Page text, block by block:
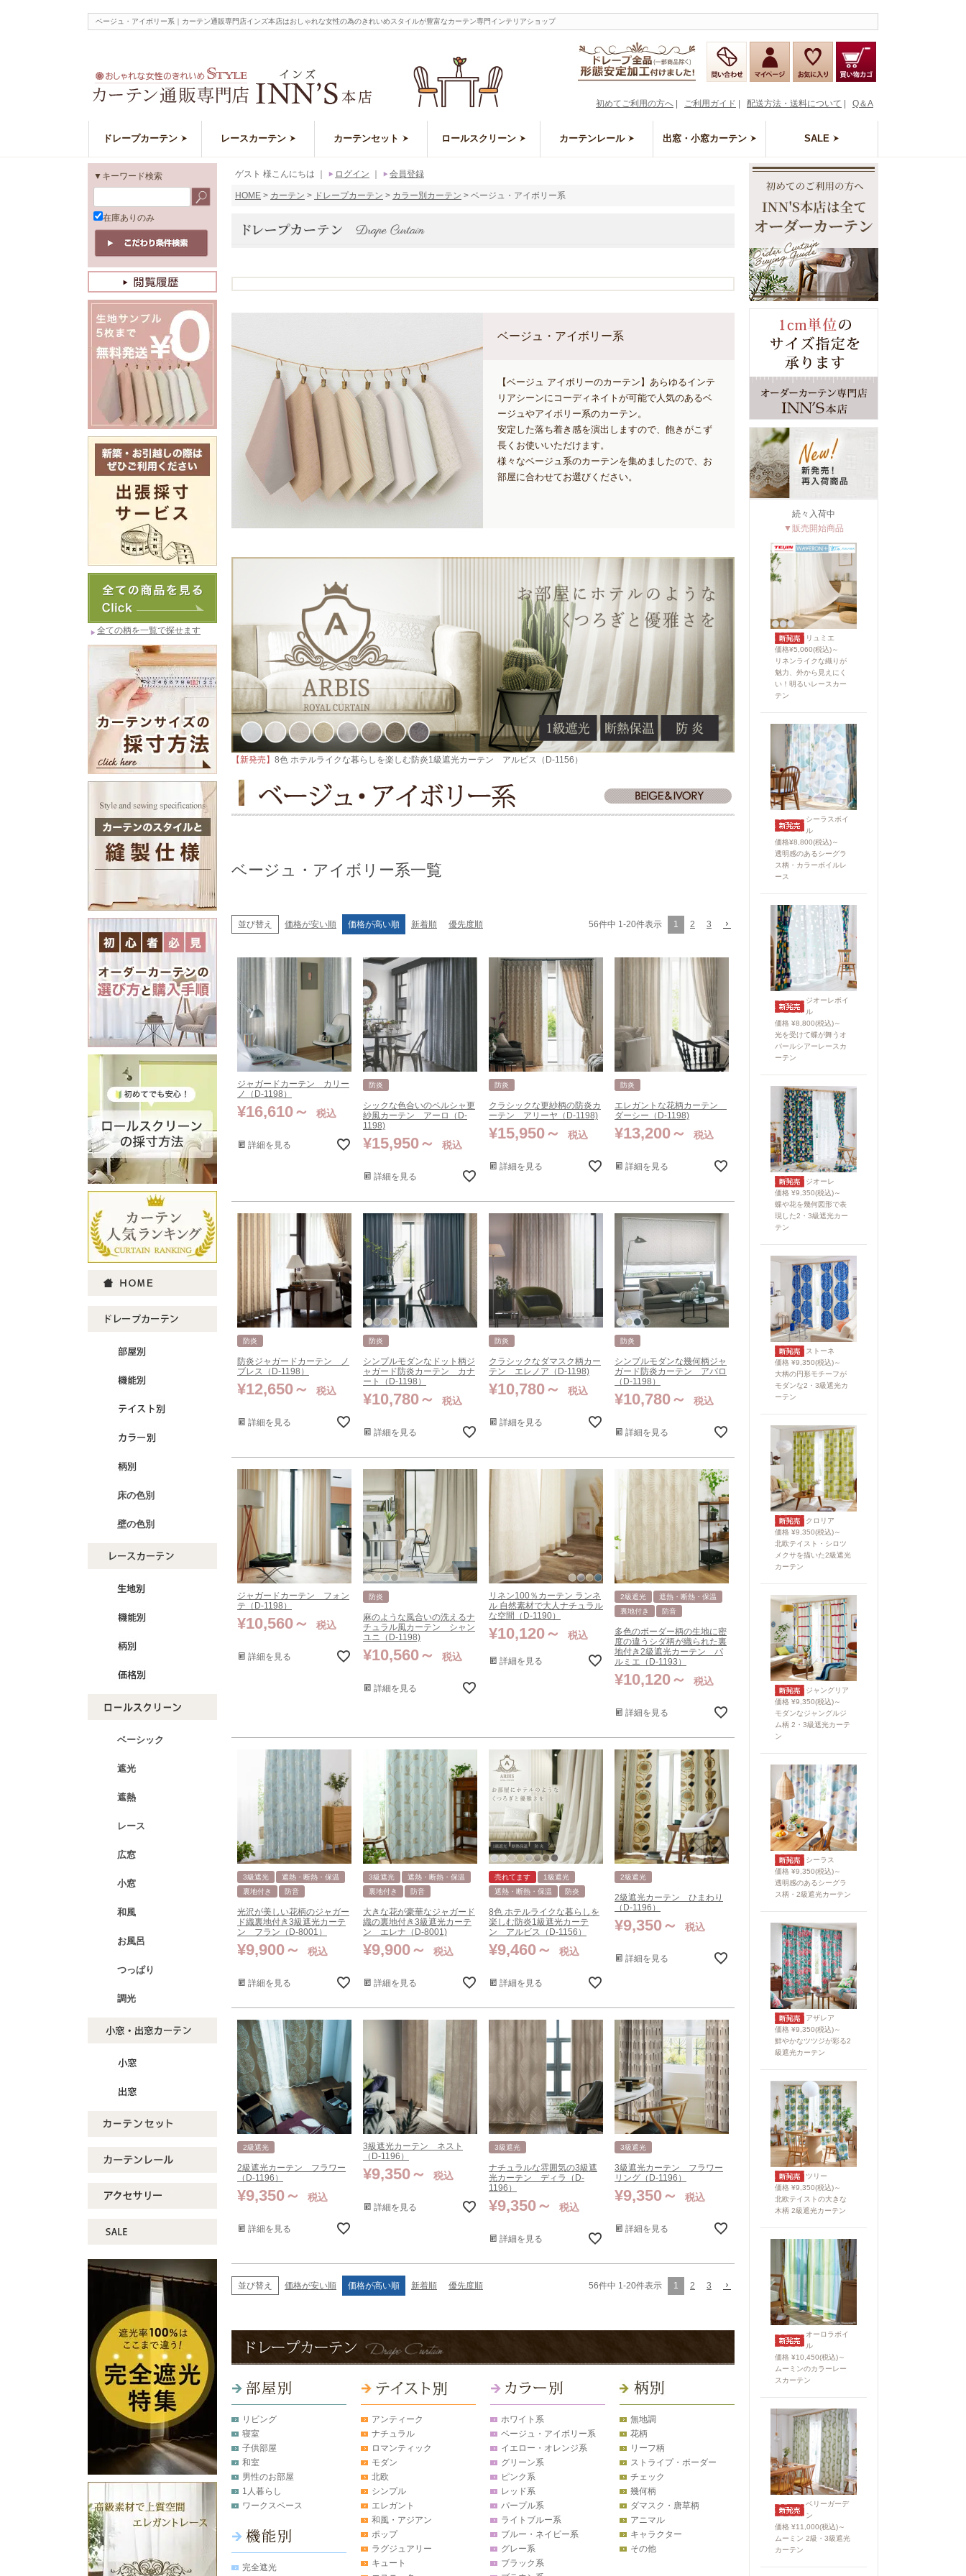
ベージュ・アイボリー系｜カーテン通販専門店インズ本店はおしゃれな女性の為のきれいめスタイルが豊富なカーテン専門インテリアショップ
Q＆A
配送方法・送料について
ご利用ガイド
初めてご利用の方へ
ドレープカーテン レースカーテン カーテンセット ロールスクリーン カーテンレール 出窓・小窓カーテン SALE
▼キーワード検索
在庫ありのみ
全ての柄を一覧で探せます
床の色別
壁の色別
ベーシック
遮光
遮熱
レース
広窓
小窓
和風
お風呂
つっぱり
調光
ゲスト 様こんにちは ログイン 会員登録
HOME カーテン ドレープカーテン カラー別カーテン ベージュ・アイボリー系
ベージュ・アイボリー系
【ベージュ アイボリーのカーテン】あらゆるインテ
リアシーンにコーディネイトが可能で人気のあるベ
ージュやアイボリー系のカーテン。
安定した落ち着き感を演出しますので、飽きがこず
長くお使いいただけます。
様々なベージュ系のカーテンを集めましたので、お
部屋に合わせてお選びください。
【新発売】 8色 ホテルライクな暮らしを楽しむ防炎1級遮光カーテン アルビス（D-1156）
ベージュ・アイボリー系一覧
並び替え 価格が安い順 価格が高い順 新着順 優先度順 56件中 1-20件表示 1 2 3
ジャガードカーテン カリー
ノ（D-1198）
¥16,610 税込
詳細を見る
防炎
シックな色合いのペルシャ更
紗風カーテン アーロ（D-
1198)
¥15,950 税込
詳細を見る
防炎
クラシックな更紗柄の防炎カ
ーテン アリーヤ（D-1198)
¥15,950 税込
詳細を見る
防炎
エレガントな花柄カーテン
ダーシー（D-1198)
¥13,200 税込
詳細を見る
防炎
防炎ジャガードカーテン ノ
ブレス（D-1198）
¥12,650 税込
詳細を見る
防炎
シンプルモダンなドット柄ジ
ャガード防炎カーテン カナ
ート（D-1198）
¥10,780 税込
詳細を見る
防炎
クラシックなダマスク柄カー
テン エレノア（D-1198)
¥10,780 税込
詳細を見る
防炎
シンプルモダンな幾何柄ジャ
ガード防炎カーテン アバロ
（D-1198）
¥10,780 税込
詳細を見る
ジャガードカーテン フォン
テ（D-1198）
¥10,560 税込
詳細を見る
防炎
麻のような風合いの洗えるナ
チュラル風カーテン シャン
ユニ（D-1198)
¥10,560 税込
詳細を見る
リネン100％カーテン ランネ
ル 自然素材で大人ナチュラル
な空間（D-1190）
¥10,120 税込
詳細を見る
2級遮光
遮熱・断熱・保温
裏地付き
防音
多色のボーダー柄の生地に密
度の違うシダ柄が織られた裏
地付き2級遮光カーテン パ
ルミエ（D-1193）
¥10,120 税込
詳細を見る
3級遮光
遮熱・断熱・保温
裏地付き
防音
光沢が美しい花柄のジャガー
ド織裏地付き3級遮光カーテ
ン フラン（D-8001）
¥9,900 税込
詳細を見る
3級遮光
遮熱・断熱・保温
裏地付き
防音
大きな花が豪華なジャガード
織の裏地付き3級遮光カーテ
ン エレナ（D-8001)
¥9,900 税込
詳細を見る
売れてます
1級遮光
遮熱・断熱・保温
防炎
8色 ホテルライクな暮らしを
楽しむ防炎1級遮光カーテ
ン アルビス（D-1156）
¥9,460 税込
詳細を見る
2級遮光
2級遮光カーテン ひまわり
（D-1196）
¥9,350 税込
詳細を見る
2級遮光
2級遮光カーテン フラワー
（D-1196）
¥9,350 税込
詳細を見る
3級遮光カーテン ネスト
（D-1196）
¥9,350 税込
詳細を見る
3級遮光
ナチュラルな雰囲気の3級遮
光カーテン ディラ（D-
1196）
¥9,350 税込
詳細を見る
3級遮光
3級遮光カーテン フラワー
リング（D-1196）
¥9,350 税込
詳細を見る
並び替え 価格が安い順 価格が高い順 新着順 優先度順 56件中 1-20件表示 1 2 3
リビング
寝室
子供部屋
和室
男性のお部屋
1人暮らし
ワークスペース
完全遮光
アンティーク
ナチュラル
ロマンティック
モダン
北欧
シンプル
エレガント
和風・アジアン
ポップ
ラグジュアリー
キュート
ホワイト系
ベージュ・アイボリー系
イエロー・オレンジ系
グリーン系
ピンク系
レッド系
パープル系
ライトブルー系
ブルー・ネイビー系
グレー系
ブラック系
無地調
花柄
リーフ柄
ストライプ・ボーダー
チェック
幾何柄
ダマスク・唐草柄
アニマル
キャラクター
その他
続々入荷中
▼販売開始商品
リュミエ
価格¥5,060(税込)～
リネンライクな織りが
魅力、外から見えにく
い！明るいレースカー
テン
シーラスボイ
ル
価格¥8,800(税込)～
透明感のあるシーグラ
ス柄・カラーボイルレ
ース
ジオーレボイ
ル
価格 ¥8,800(税込)～
光を受けて蝶が舞うオ
パールシアーレースカ
ーテン
ジオーレ
価格 ¥9,350(税込)～
蝶や花を幾何図形で表
現した2・3級遮光カー
テン
ストーネ
価格 ¥9,350(税込)～
大柄の円形モチーフが
モダンな2・3級遮光カ
ーテン
クロリア
価格 ¥9,350(税込)～
北欧テイスト・シロツ
メクサを描いた2級遮光
カーテン
ジャングリア
価格 ¥9,350(税込)～
モダンなジャングルジ
ム柄 2・3級遮光カーテ
ン
シーラス
価格 ¥9,350(税込)～
透明感のあるシーグラ
ス柄・2級遮光カーテン
アザレア
価格 ¥9,350(税込)～
鮮やかなツツジが彩る2
級遮光カーテン
ツリー
価格 ¥9,350(税込)～
北欧テイストの大きな
木柄 2級遮光カーテン
オーロラボイ
ル
価格 ¥10,450(税込)～
ムーミンのカラーレー
スカーテン
ベリーガーデ
ン
価格 ¥11,000(税込)～
ムーミン 2級・3級遮光
カーテン